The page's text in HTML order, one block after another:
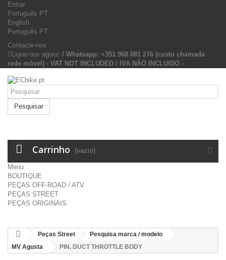
Entrar
Português PT
English
Português PT
Contacte-nos
Ligue-nos agora: / Whatsapp: +351 968 081 276 (custo chamada
rede móvel) - VAT NOT INCLUDED / IVA NÃO INCLUIDO -
Pesquisar
Carrinho (vazio)
Menu
BOUTIQUE
PEÇAS OFF-ROAD / ATV
PEÇAS STREET
PEÇAS ORIGINAIS
Peças Street
Pesquisa marca / modelo
MV Agusta
PIN, DUCT THROTTLE BODY